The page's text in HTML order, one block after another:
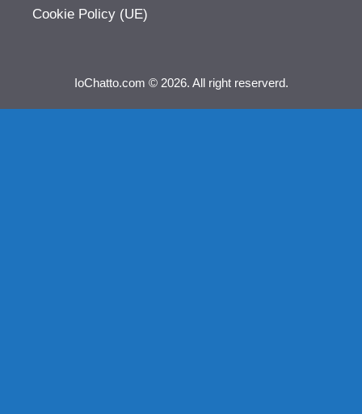
Cookie Policy (UE)
IoChatto.com © 2026. All right reserverd.